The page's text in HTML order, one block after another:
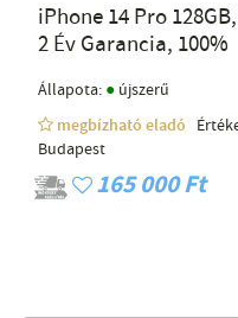
iPhone 14 Pro
2 Év Garancia, 100%
Állapota: ● újszerű
megbízható eladó
Budapest
165 000 Ft